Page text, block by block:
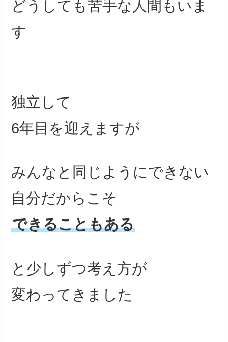
どうしても苦手な人間もいま
す
独立して
6年目を迎えますが
みんなと同じようにできない
自分だからこそ
できることもある
と少しずつ考え方が
変わってきました